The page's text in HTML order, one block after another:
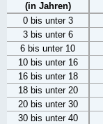
(in Jahren)
0 bis unter 3
3 bis unter 6
6 bis unter 10
10 bis unter 16
16 bis unter 18
18 bis unter 20
20 bis unter 30
30 bis unter 40